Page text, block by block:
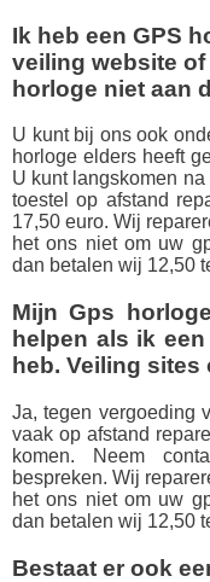
Ik heb een GPS
veiling website
horloge niet aan
U kunt bij ons ook
horloge elders heeft
U kunt langskomen
toestel op afstand
17,50 euro. Wij
het ons niet om uw
dan betalen wij 12,50
Mijn Gps
helpen als ik
heb. Veiling
Ja, tegen vergoeding
vaak op afstand
komen. Neem
bespreken. Wij
het ons niet om uw
dan betalen wij 12,50
Bestaat er ook